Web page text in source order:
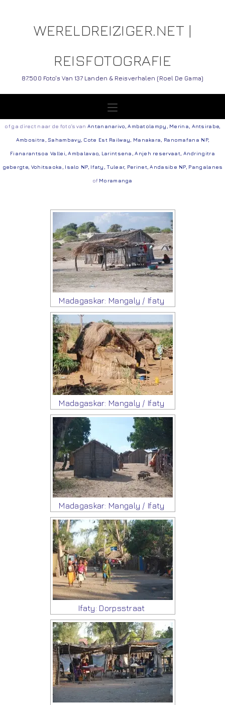
WERELDREIZIGER.NET |
REISFOTOGRAFIE
87.500 Foto's Van 137 Landen & Reisverhalen (Roel De Gama)
of ga direct naar de foto’s vanAntananarivo ,Ambatolampy Merina Antsirabe
Ambositra ,Sahambavy Cote Est Railway Manakara Ranomafana NP,
Fianarantsoa Vallei ,Ambalavao Larintsena ,Anjeh reservaat, Andringitra
gebergte Vohitsaoka Isalo NP, Ifaty ,Tulear, Perinet,Andasibe NP, Pangalanes
of Moramanga
Madagaskar: Mangaly / Ifaty
Madagaskar: Mangaly / Ifaty
Madagaskar: Mangaly / Ifaty
Ifaty: Dorpsstraat